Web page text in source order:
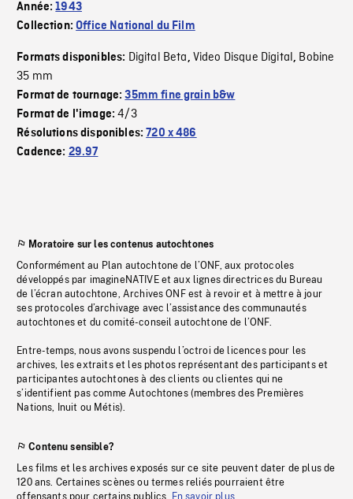
Année:1943
Collection:Office National du Film
Formats disponibles: Digital Beta, Video Disque Digital, Bobine
35 mm
Format de tournage:35mm fine grain b&w
Format de l'image:4/3
Résolutions disponibles:720 x 486
Cadence: 29.97
Moratoire sur les contenus autochtones
Conformément au Plan autochtone de l’ONF, aux protocoles
développés par imagineNATIVE et aux lignes directrices du Bureau
de l’écran autochtone, Archives ONF est à revoir et à mettre à jour
ses protocoles d’archivage avec l’assistance des communautés
autochtones et du comité-conseil autochtone de l’ONF.
Entre-temps, nous avons suspendu l’octroi de licences pour les
archives, les extraits et les photos représentant des participants et
participantes autochtones à des clients ou clientes qui ne
s’identifient pas comme Autochtones (membres des Premières
Nations, Inuit ou Métis).
Contenu sensible?
Les films et les archives exposés sur ce site peuvent dater de plus de
120 ans. Certaines scènes ou termes reliés pourraient être
offensants pour certains publics.
En savoir plus